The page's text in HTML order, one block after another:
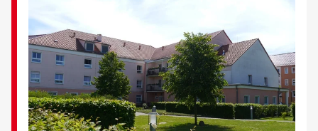
Kontakt
AWO BB Süd